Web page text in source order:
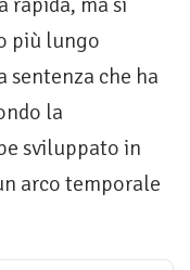
più lungo
che ha
la
sviluppato in
arco temporale